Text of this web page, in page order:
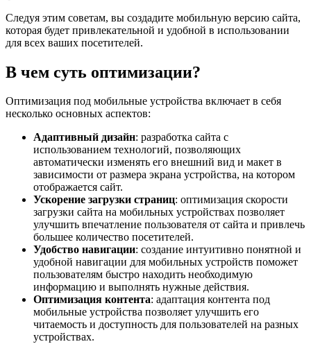
Следуя этим советам, вы создадите мобильную версию сайта,
которая будет привлекательной и удобной в использовании
для всех ваших посетителей.
В чем суть оптимизации?
Оптимизация под мобильные устройства включает в себя
несколько основных аспектов:
Адаптивный дизайн: разработка сайта с
использованием технологий, позволяющих
автоматически изменять его внешний вид и макет в
зависимости от размера экрана устройства, на котором
отображается сайт.
Ускорение загрузки страниц: оптимизация скорости
загрузки сайта на мобильных устройствах позволяет
улучшить впечатление пользователя от сайта и привлечь
большее количество посетителей.
Удобство навигации: создание интуитивно понятной и
удобной навигации для мобильных устройств поможет
пользователям быстро находить необходимую
информацию и выполнять нужные действия.
Оптимизация контента: адаптация контента под
мобильные устройства позволяет улучшить его
читаемость и доступность для пользователей на разных
устройствах.